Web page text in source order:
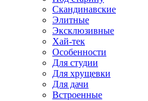
Скандинавские
Элитные
Эксклюзивные
Хай-тек
Особенности
Для студии
Для хрущевки
Для дачи
Встроенные